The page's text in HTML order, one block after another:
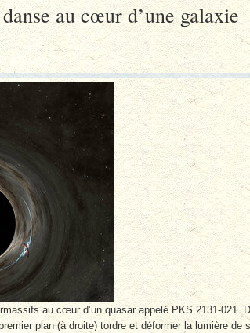
au cœur d’une galaxie
au cœur d’un quasar appelé PKS 2131-021.
plan (à droite) tordre et déformer la lumière de